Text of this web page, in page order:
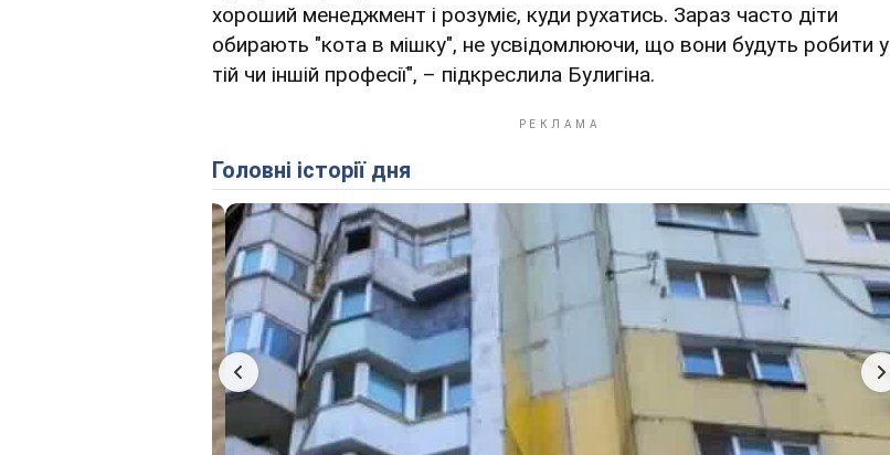
хороший менеджмент і розуміє, куди рухатись. Зараз часто діти
обирають "кота в мішку", не усвідомлюючи, що вони будуть робити у
тій чи іншій професії", – підкреслила Булигіна.
Головні історії дня